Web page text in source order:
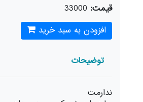
قیمت: 33000
افزودن به سبد خرید
توضیحات
ندارمت